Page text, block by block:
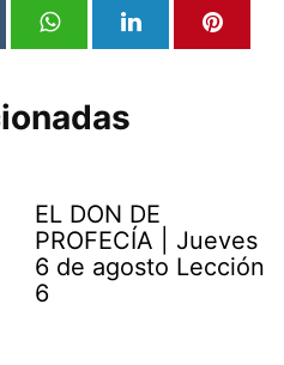
EL DON DE
PROFECÍA | Jueves
6 de agosto Lección
6